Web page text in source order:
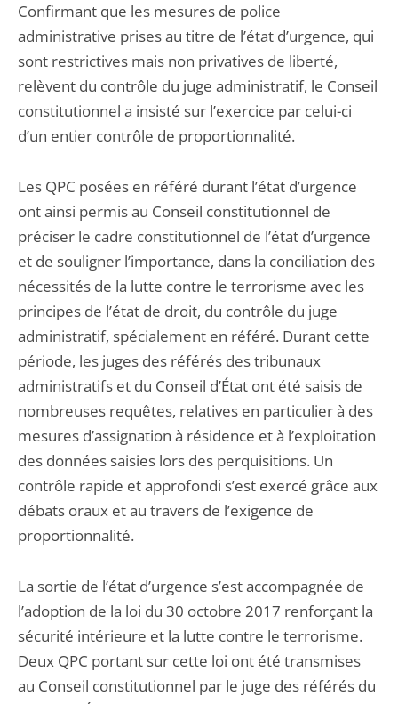
Confirmant que les mesures de police
administrative prises au titre de l’état d’urgence, qui
sont restrictives mais non privatives de liberté,
relèvent du contrôle du juge administratif, le Conseil
constitutionnel a insisté sur l’exercice par celui-ci
d’un entier contrôle de proportionnalité.
Les QPC posées en référé durant l’état d’urgence
ont ainsi permis au Conseil constitutionnel de
préciser le cadre constitutionnel de l’état d’urgence
et de souligner l’importance, dans la conciliation des
nécessités de la lutte contre le terrorisme avec les
principes de l’état de droit, du contrôle du juge
administratif, spécialement en référé. Durant cette
période, les juges des référés des tribunaux
administratifs et du Conseil d’État ont été saisis de
nombreuses requêtes, relatives en particulier à des
mesures d’assignation à résidence et à l’exploitation
des données saisies lors des perquisitions. Un
contrôle rapide et approfondi s’est exercé grâce aux
débats oraux et au travers de l’exigence de
proportionnalité.
La sortie de l’état d’urgence s’est accompagnée de
l’adoption de la loi du 30 octobre 2017 renforçant la
sécurité intérieure et la lutte contre le terrorisme.
Deux QPC portant sur cette loi ont été transmises
au Conseil constitutionnel par le juge des référés du